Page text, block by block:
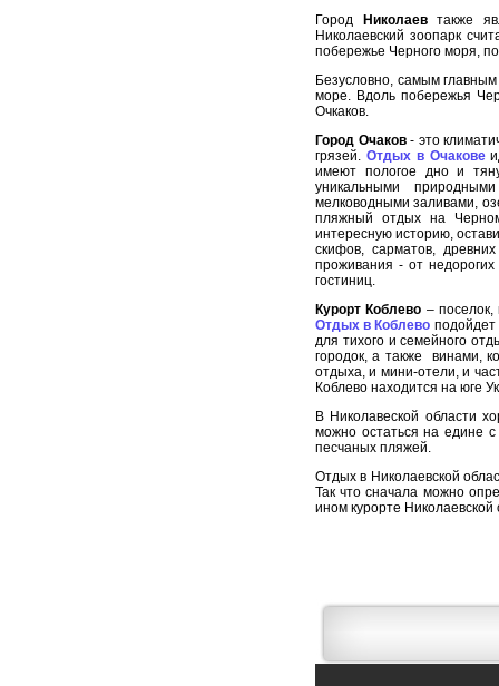
Город
Николаевтакже
Николаевский зоопарк
побережье Черного моря,
Безусловно, самым
море. Вдоль побережья
Очкаков.
Город Очаков- это
грязей. Отдых в Очакове
имеют пологое дно и
уникальными
мелководными заливами,
пляжный отдых на
интересную историю,
скифов, сарматов,
проживания - от
гостиниц.
Курорт Коблево – поселок,
Отдых в Коблево подойдет
для тихого и семейного
городок, а также винами,
отдыха, и мини-отели, и
Коблево находится на юге
В Николавеской области
можно остаться на едине с
песчаных пляжей.
Отдых в Николаевской
Так что сначала можно
ином курорте Николаевской